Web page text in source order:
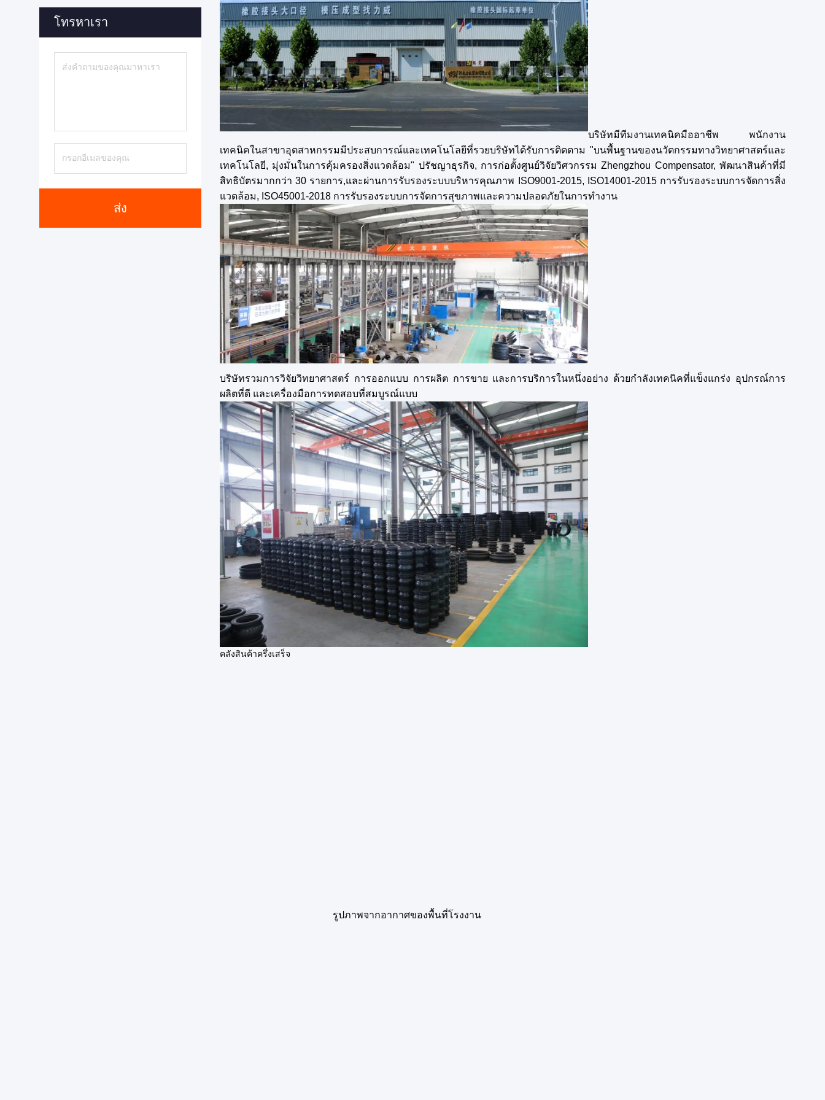
โทรหาเรา
ส่ง
บริษัทมีทีมงานเทคนิคมืออาชีพ พนักงาน
เทคนิคในสาขาอุตสาหกรรมมีประสบการณ์และเทคโนโลยีที่รวยบริษัทได้รับการติดตาม "บนพื้นฐานของนวัตกรรมทางวิทยาศาสตร์และ
เทคโนโลยี, มุ่งมั่นในการคุ้มครองสิ่งแวดล้อม" ปรัชญาธุรกิจ, การก่อตั้งศูนย์วิจัยวิศวกรรม Zhengzhou Compensator, พัฒนาสินค้าที่มี
สิทธิบัตรมากกว่า 30 รายการ,และผ่านการรับรองระบบบริหารคุณภาพ ISO9001-2015, ISO14001-2015 การรับรองระบบการจัดการสิ่ง
แวดล้อม, ISO45001-2018 การรับรองระบบการจัดการสุขภาพและความปลอดภัยในการทํางาน
บริษัทรวมการวิจัยวิทยาศาสตร์ การออกแบบ การผลิต การขาย และการบริการในหนึ่งอย่าง ด้วยกําลังเทคนิคที่แข็งแกร่ง อุปกรณ์การ
ผลิตที่ดี และเครื่องมือการทดสอบที่สมบูรณ์แบบ
คลังสินค้าครึ่งเสร็จ
รูปภาพจากอากาศของพื้นที่โรงงาน